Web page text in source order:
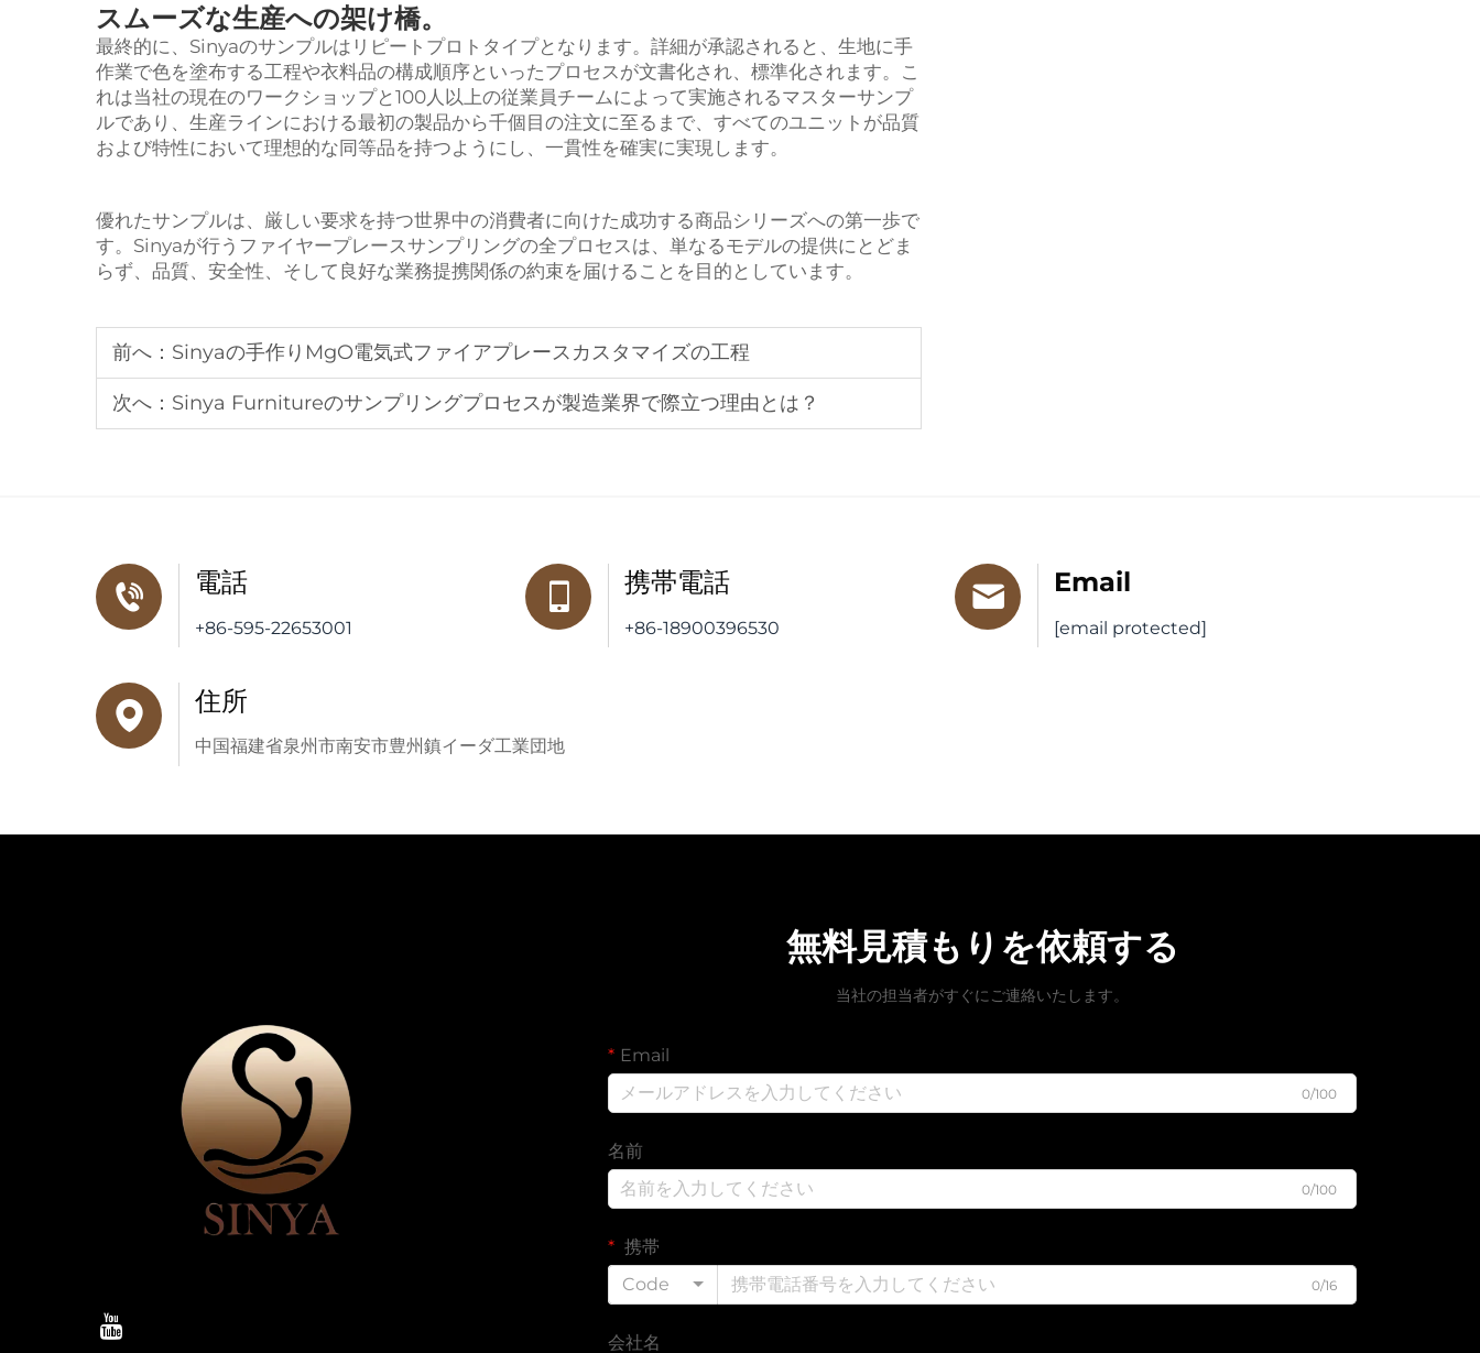
スムーズな生産への架け橋。
最終的に、Sinyaのサンプルはリピートプロトタイプとなります。詳細が承認されると、生地に手
作業で色を塗布する工程や衣料品の構成順序といったプロセスが文書化され、標準化されます。こ
れは当社の現在のワークショップと100人以上の従業員チームによって実施されるマスターサンプ
ルであり、生産ラインにおける最初の製品から千個目の注文に至るまで、すべてのユニットが品質
および特性において理想的な同等品を持つようにし、一貫性を確実に実現します。
優れたサンプルは、厳しい要求を持つ世界中の消費者に向けた成功する商品シリーズへの第一歩で
す。Sinyaが行うファイヤープレースサンプリングの全プロセスは、単なるモデルの提供にとどま
らず、品質、安全性、そして良好な業務提携関係の約束を届けることを目的としています。
前へ： Sinyaの手作りMgO電気式ファイアプレースカスタマイズの工程
次へ： Sinya Furnitureのサンプリングプロセスが製造業界で際立つ理由とは？
電話
+86-595-22653001
携帯電話
+86-18900396530
Email
[email protected]
住所
中国福建省泉州市南安市豊州鎮イーダ工業団地
無料見積もりを依頼する
当社の担当者がすぐにご連絡いたします。
Email
0/100
名前
0/100
携帯
Code
0/16
会社名